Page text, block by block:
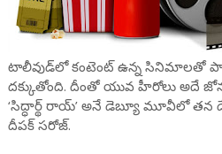
టాలీవుడ్‌లో కంటెంట్ ఉన్న సినిమాలతో
దక్కుతోంది. దీంతో యువ హీరోలు అదే
‘సిద్ధార్థ్ రాయ్’ అనే డెబ్యూ మూవీలో తన
దీపక్ సరోజ్.